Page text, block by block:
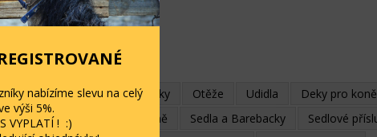
deky a dečky Uzdečky Otěže Udidla
Deky pro koně
Kosmetika pro koně Sedla a Barebacky
Sedlové
nabízíme slevu na celý
výši 5%.
VYPLATÍ ! :)